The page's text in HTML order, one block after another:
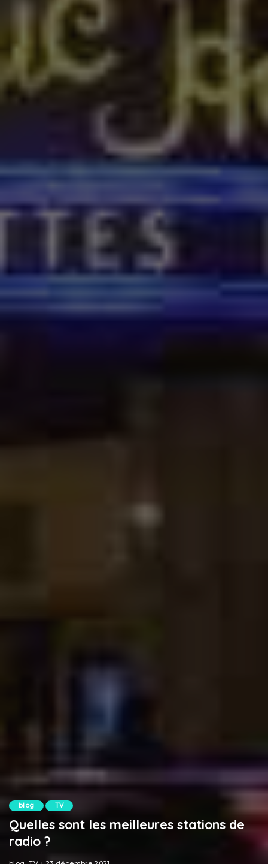
blog TV
Quelles sont les meilleures stations de
radio ?